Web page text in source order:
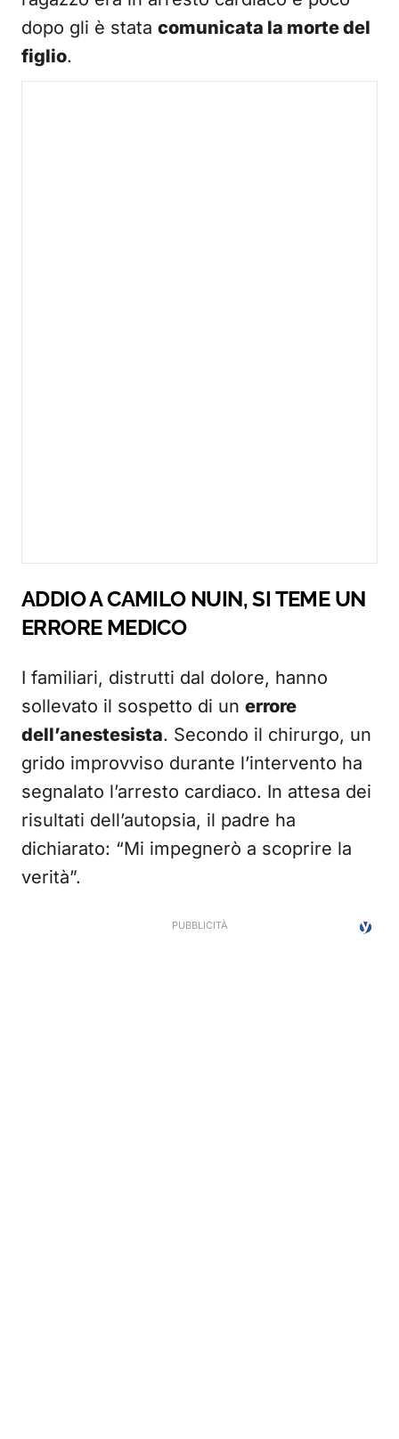
dopo gli è stata comunicata la morte del
figlio.
ADDIO A CAMILO NUIN, SI TEME UN
ERRORE MEDICO
I familiari, distrutti dal dolore, hanno
sollevato il sospetto di un errore
dell’anestesista. Secondo il chirurgo, un
grido improvviso durante l’intervento ha
segnalato l’arresto cardiaco. In attesa dei
risultati dell’autopsia, il padre ha
dichiarato: “Mi impegnerò a scoprire la
verità”.